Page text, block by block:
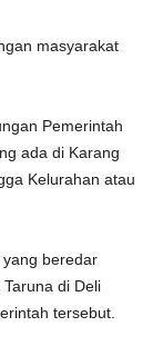
masyarakat
Pemerintah
ada di Karang
Kelurahan atau
beredar
di Deli
tersebut.